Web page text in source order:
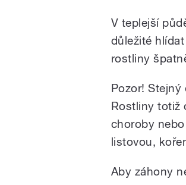
V teplejší
důležité
rostliny
Pozor!
Rostliny totiž
choroby
listovou,
Aby záhony